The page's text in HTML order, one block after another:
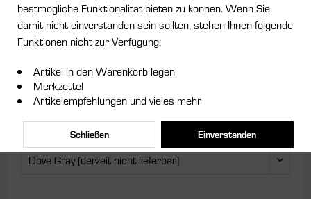
Dieser Artikel steht derzeit nicht zur Verfügung!
34,95 € *
inkl. MwSt.zzgl. Versandkosten
Lieferzeit ca. 5 Tage
bestmögliche Funktionalität bieten zu können. Wenn Sie
damit nicht einverstanden sein sollten, stehen Ihnen folgende
Funktionen nicht zur Verfügung:
Artikel in den Warenkorb legen
Merkzettel
Artikelempfehlungen und vieles mehr
Einverstanden
Schließen